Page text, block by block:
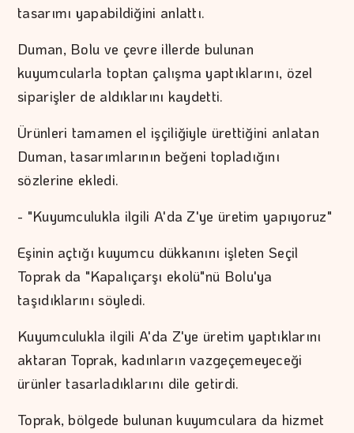
tasarımı yapabildiğini anlattı.
Duman, Bolu ve çevre illerde bulunan
kuyumcularla toptan çalışma yaptıklarını, özel
siparişler de aldıklarını kaydetti.
Ürünleri tamamen el işçiliğiyle ürettiğini anlatan
Duman, tasarımlarının beğeni topladığını
sözlerine ekledi.
- "Kuyumculukla ilgili A'da Z'ye üretim yapıyoruz"
Eşinin açtığı kuyumcu dükkanını işleten Seçil
Toprak da "Kapalıçarşı ekolü"nü Bolu'ya
taşıdıklarını söyledi.
Kuyumculukla ilgili A'da Z'ye üretim yaptıklarını
aktaran Toprak, kadınların vazgeçemeyeceği
ürünler tasarladıklarını dile getirdi.
Toprak, bölgede bulunan kuyumculara da hizmet